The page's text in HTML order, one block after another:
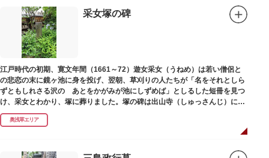
采女塚の碑
江戸時代の初期、寛文年間（1661～72）遊女采女（うねめ）は若い僧侶と
の悲恋の末に鏡ヶ池に身を投げ、翌朝、草刈りの人たちが「名をそれとしら
ずともしれさる沢の あとをかがみが池にしずめば」としるした短冊を見つ
け、采女とわかり、塚に葬りました。塚の碑は出山寺（しゅっさんじ）にあ
ります。
奥浅草エリア